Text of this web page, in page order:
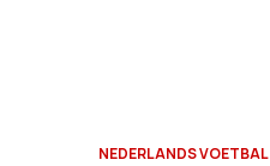
NEDERLANDS VOETBAL